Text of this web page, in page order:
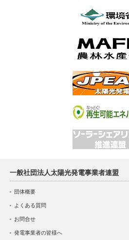
一般社団法人太陽光発電事業者連盟
団体概要
よくある質問
お問合せ
発電事業者の皆様へ